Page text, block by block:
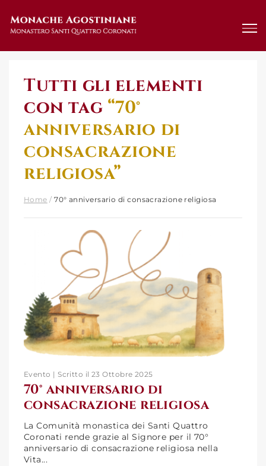
Tutti gli elementi
con tag “70°
anniversario di
consacrazione
religiosa”
Home /70° anniversario di consacrazione religiosa
70° anniversario di
consacrazione religiosa
Evento | Scritto il 23 Ottobre 2025
70° anniversario di
consacrazione religiosa
La Comunità monastica dei Santi Quattro
Coronati rende grazie al Signore per il 70°
anniversario di consacrazione religiosa nella
Vita...